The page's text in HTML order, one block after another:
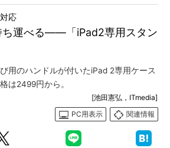
ち運べる――「iPad2専用スタン
応
用のハンドルが付いたiPad 2専用ケース
は2499円から。
[池田憲弘，ITmedia]
PC用表示
関連情報